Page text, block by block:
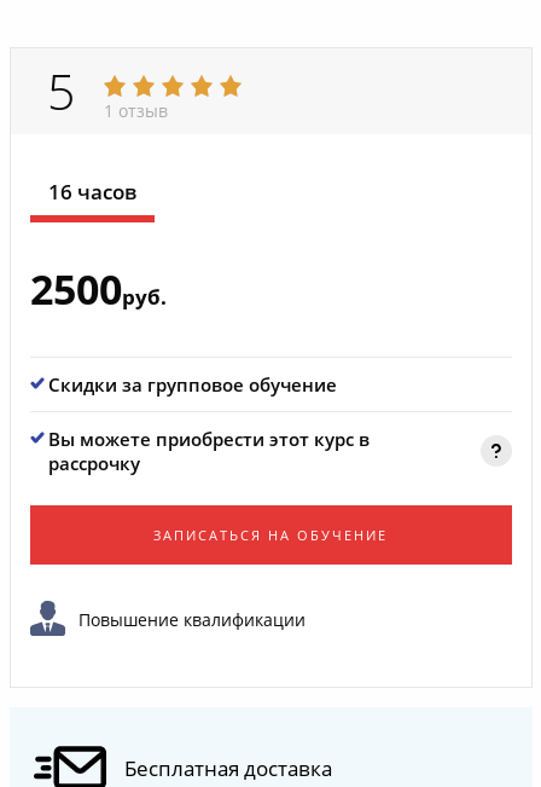
5 1 отзыв
16 часов
2500руб.
Скидки за групповое обучение
Вы можете приобрести этот курс в
рассрочку
ЗАПИСАТЬСЯ НА ОБУЧЕНИЕ
Повышение квалификации
Бесплатная доставка